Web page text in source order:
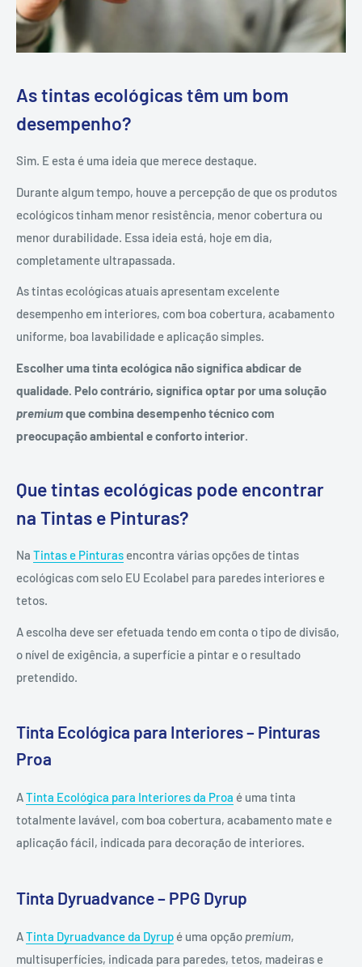
As tintas ecológicas têm um bom
desempenho?
Sim. E esta é uma ideia que merece destaque.
Durante algum tempo, houve a percepção de que os produtos
ecológicos tinham menor resistência, menor cobertura ou
menor durabilidade. Essa ideia está, hoje em dia,
completamente ultrapassada.
As tintas ecológicas atuais apresentam excelente
desempenho em interiores, com boa cobertura, acabamento
uniforme, boa lavabilidade e aplicação simples.
Escolher uma tinta ecológica não significa abdicar de
qualidade. Pelo contrário, significa optar por uma solução
premiumque combina desempenho técnico com
preocupação ambiental e conforto interior.
Que tintas ecológicas pode encontrar
na Tintas e Pinturas?
Na Tintas e Pinturas encontra várias opções de tintas
ecológicas com selo EU Ecolabel para paredes interiores e
tetos.
A escolha deve ser efetuada tendo em conta o tipo de divisão,
o nível de exigência, a superfície a pintar e o resultado
pretendido.
Tinta Ecológica para Interiores – Pinturas
Proa
ATinta Ecológica para Interiores da Proa é uma tinta
totalmente lavável, com boa cobertura, acabamento mate e
aplicação fácil, indicada para decoração de interiores.
Tinta Dyruadvance – PPG Dyrup
ATinta Dyruadvance da Dyrup é uma opção premium,
multisuperfícies, indicada para paredes, tetos, madeiras e